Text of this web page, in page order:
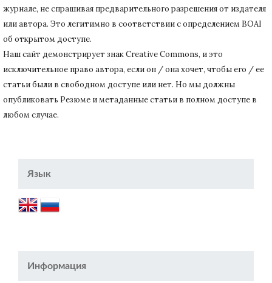
журнале, не спрашивая предварительного разрешения от издателя
или автора. Это легитимно в соответствии с определением BOAI
об открытом доступе.
Наш сайт демонстрирует знак Creative Commons, и это
исключительное право автора, если он / она хочет, чтобы его / ее
статьи были в свободном доступе или нет. Но мы должны
опубликовать Резюме и метаданные статьи в полном доступе в
любом случае.
Язык
Информация